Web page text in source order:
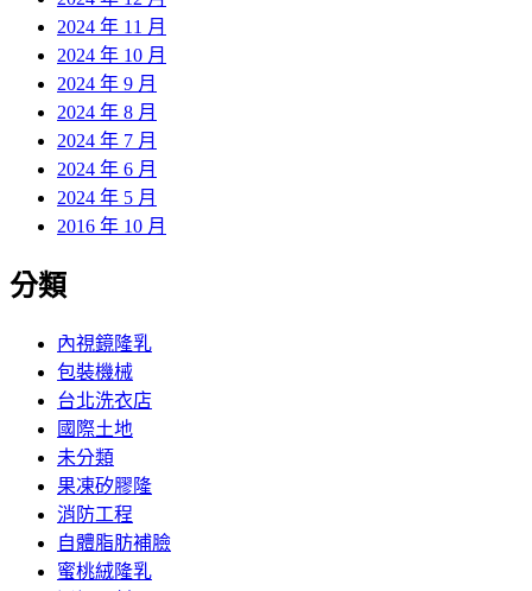
2024 年 11 月
2024 年 10 月
2024 年 9 月
2024 年 8 月
2024 年 7 月
2024 年 6 月
2024 年 5 月
2016 年 10 月
分類
內視鏡隆乳
包裝機械
台北洗衣店
國際土地
未分類
果凍矽膠隆
消防工程
自體脂肪補臉
蜜桃絨隆乳